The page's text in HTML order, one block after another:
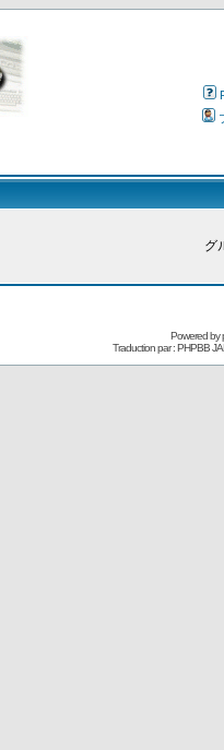
グ
Powered by
Traduction par : PHPBB